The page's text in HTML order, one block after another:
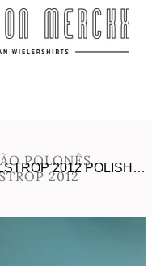
POLONÊS
2012
2012 POLISH…